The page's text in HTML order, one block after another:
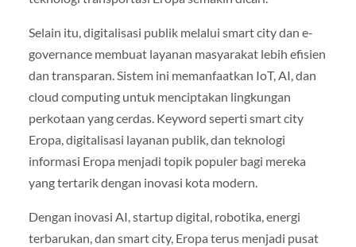
Selain itu, digitalisasi publik melalui smart city dan e-
governance membuat layanan masyarakat lebih efisien
dan transparan. Sistem ini memanfaatkan IoT, AI, dan
cloud computing untuk menciptakan lingkungan
perkotaan yang cerdas. Keyword seperti smart city
Eropa, digitalisasi layanan publik, dan teknologi
informasi Eropa menjadi topik populer bagi mereka
yang tertarik dengan inovasi kota modern.
Dengan inovasi AI, startup digital, robotika, energi
terbarukan, dan smart city, Eropa terus menjadi pusat